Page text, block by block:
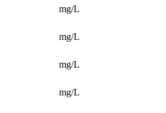
mg/L
mg/L
mg/L
mg/L